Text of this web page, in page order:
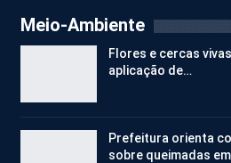
Meio-Ambiente
Flores e cercas
aplicação de…
Prefeitura orienta
sobre queimadas